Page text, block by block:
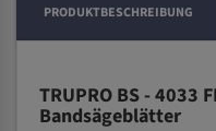
PRODUKTBESCHREIBUNG
TRUPRO BS - 4033
Bandsägeblätter